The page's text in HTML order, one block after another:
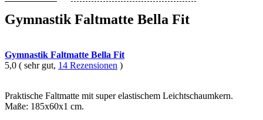
Gymnastik Faltmatte Bella Fit
Gymnastik Faltmatte Bella Fit
5,0 ( sehr gut, 14 Rezensionen )
Praktische Faltmatte mit super elastischem Leichtschaumkern.
Maße: 185x60x1 cm.